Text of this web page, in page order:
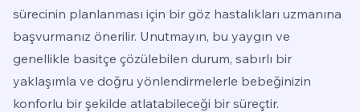
sürecinin planlanması için bir göz hastalıkları uzmanına
başvurmanız önerilir. Unutmayın, bu yaygın ve
genellikle basitçe çözülebilen durum, sabırlı bir
yaklaşımla ve doğru yönlendirmelerle bebeğinizin
konforlu bir şekilde atlatabileceği bir süreçtir.